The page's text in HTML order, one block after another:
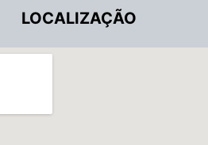
LOCALIZAÇÃO